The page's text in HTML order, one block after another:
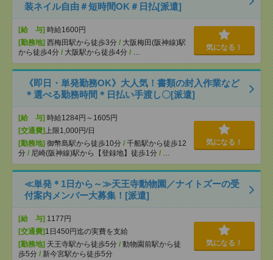
装ネイル自由＃短時間OK＃日払[派遣]
[給 与] 時給1600円
[勤務地] 西梅田駅から徒歩3分 / 大阪梅田(阪神線)駅
から徒歩4分 / 大阪駅から徒歩4分 / …
気になる！
《即日・単発勤務OK》大人気！書類の封入作業など
＊選べる勤務時間＊日払い手渡し〇[派遣]
[給 与] 時給1284円～1605円
[交通費] 上限1,000円/日
[勤務地] 御幣島駅から徒歩10分 / 千船駅から徒歩12
分 / 尼崎(阪神線)駅から【登録地】徒歩1分 / …
気になる！
≪単発＊1日から～≫天王寺動物園／ナイトズーの受
付案内メンバー大募集！[派遣]
[給 与] 1177円
[交通費] 1日450円迄の実費を支給
[勤務地] 天王寺駅から徒歩5分 / 動物園前駅から徒
歩5分 / 新今宮駅から徒歩5分
気になる！